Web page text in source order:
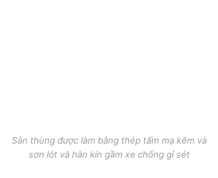
Sàn thùng được làm bằng thép tấm mạ kẽm và
sơn lót và hàn kín gầm xe chống gỉ sét